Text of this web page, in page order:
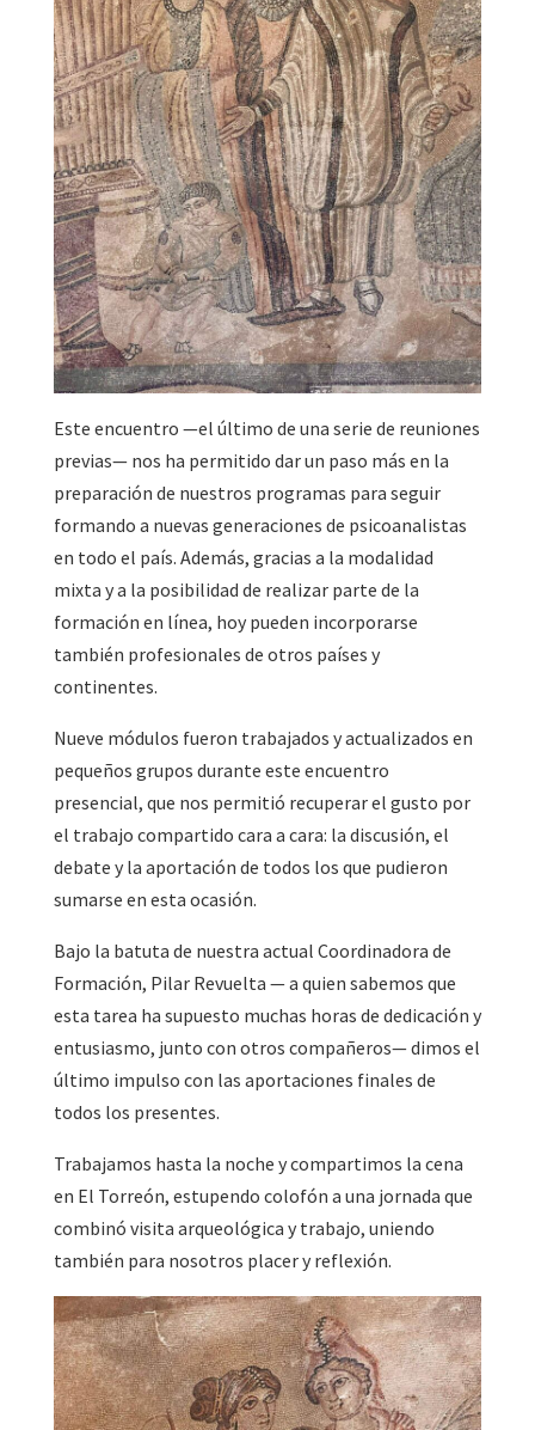
Este encuentro —el último de una serie de reuniones
previas— nos ha permitido dar un paso más en la
preparación de nuestros programas para seguir
formando a nuevas generaciones de psicoanalistas
en todo el país. Además, gracias a la modalidad
mixta y a la posibilidad de realizar parte de la
formación en línea, hoy pueden incorporarse
también profesionales de otros países y
continentes.
Nueve módulos fueron trabajados y actualizados en
pequeños grupos durante este encuentro
presencial, que nos permitió recuperar el gusto por
el trabajo compartido cara a cara: la discusión, el
debate y la aportación de todos los que pudieron
sumarse en esta ocasión.
Bajo la batuta de nuestra actual Coordinadora de
Formación, Pilar Revuelta — a quien sabemos que
esta tarea ha supuesto muchas horas de dedicación y
entusiasmo, junto con otros compañeros— dimos el
último impulso con las aportaciones finales de
todos los presentes.
Trabajamos hasta la noche y compartimos la cena
en El Torreón, estupendo colofón a una jornada que
combinó visita arqueológica y trabajo, uniendo
también para nosotros placer y reflexión.